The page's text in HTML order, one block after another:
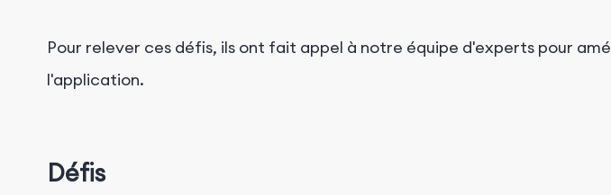
Pour relever ces défis, ils ont fait appel à notre équipe d'experts pour
l'application.
Défis